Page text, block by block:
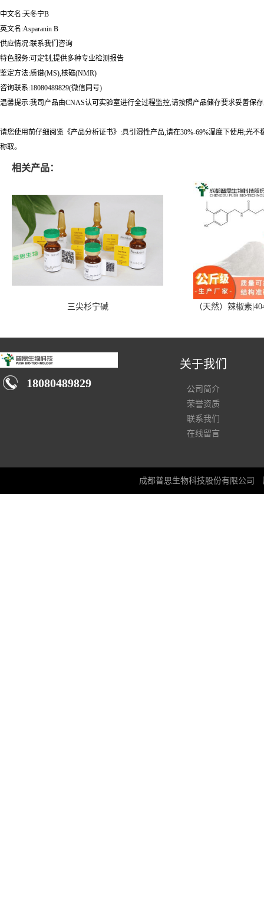
中文名:天冬宁B
英文名:Asparanin B
供应情况:联系我们咨询
特色服务:可定制,提供多种专业检测报告
鉴定方法:质谱(MS),核磁(NMR)
咨询联系:18080489829(微信同号)
温馨提示:我司产品由CNAS认可实验室进行全过程监控,请按照产品储存要求妥善保
请您使用前仔细阅览《产品分析证书》:具引湿性产品,请在30%-69%湿度下使用;光
称取。
相关产品：
三尖杉宁碱 （天然）辣椒素
18080489829
关于我们
公司简介
荣誉资质
联系我们
在线留言
成都普思生物科技股份有限公司